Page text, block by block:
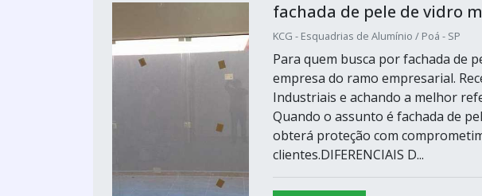
fachada de pele de vidro
KCG - Esquadrias de Alumínio / Poá - SP
Para quem busca por fachada de
empresa do ramo empresarial.
Industriais e achando a melhor
Quando o assunto é fachada de
obterá proteção com
clientes.DIFERENCIAIS D...